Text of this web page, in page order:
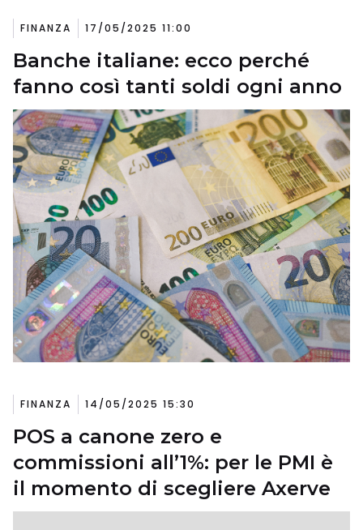
FINANZA 17/05/2025 11:00
Banche italiane: ecco perché
fanno così tanti soldi ogni anno
FINANZA 14/05/2025 15:30
POS a canone zero e
commissioni all’1%: per le PMI è
il momento di scegliere Axerve